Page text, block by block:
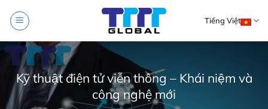
Tiếng Việt
Kỹ thuật điện tử viễn thông – Khái niệm và
công nghệ mới